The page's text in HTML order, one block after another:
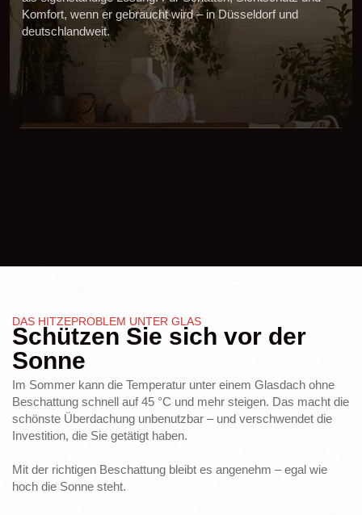
Komfort, wenn er gebraucht wird – in Düsseldorf und
deutschlandweit.
DAS HITZEPROBLEM UNTER GLAS
Schützen Sie sich vor der
Sonne
Im Sommer kann die Temperatur unter einem Glasdach ohne
Beschattung schnell auf 45 °C und mehr steigen. Das macht die
schönste Überdachung unbenutzbar – und verschwendet die
Investition, die Sie getätigt haben.
Mit der richtigen Beschattung bleibt es angenehm – egal wie
hoch die Sonne steht.